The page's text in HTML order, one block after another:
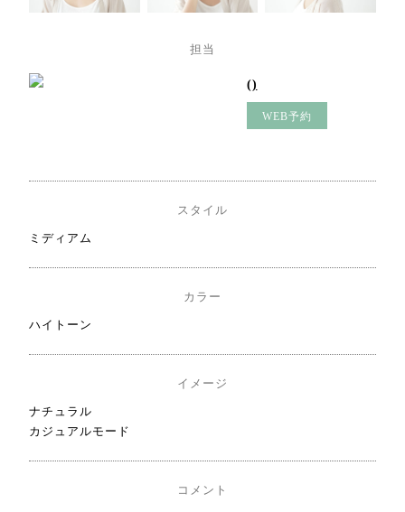
担当
()
WEB予約
スタイル
ミディアム
カラー
ハイトーン
イメージ
ナチュラル
カジュアルモード
コメント